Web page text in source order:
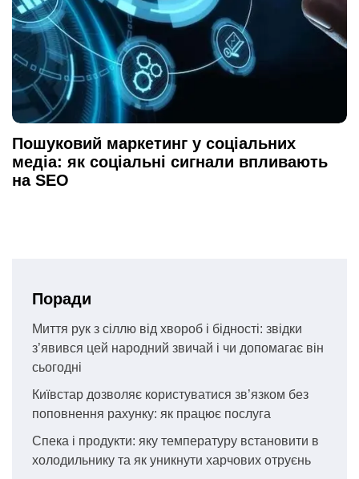
Пошуковий маркетинг у соціальних
медіа: як соціальні сигнали впливають
на SEO
Поради
Миття рук з сіллю від хвороб і бідності: звідки
з’явився цей народний звичай і чи допомагає він
сьогодні
Київстар дозволяє користуватися зв’язком без
поповнення рахунку: як працює послуга
Спека і продукти: яку температуру встановити в
холодильнику та як уникнути харчових отруєнь